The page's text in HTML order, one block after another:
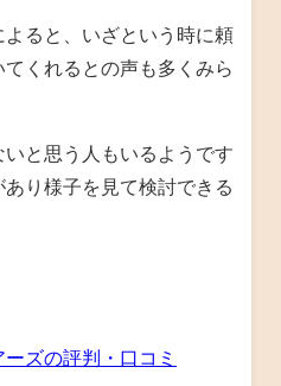
ると、いざという時に頼
くれるとの声も多くみら
と思う人もいるようです
り様子を見て検討できる
ズの評判・口コミ